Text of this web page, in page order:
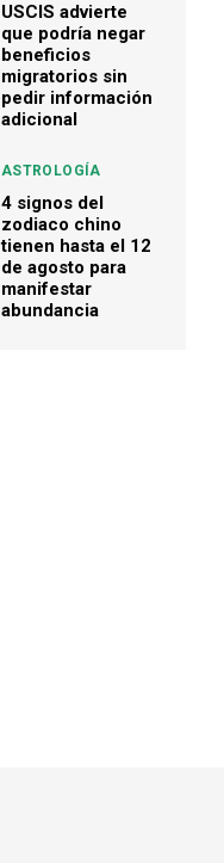
USCIS advierte
que podría negar
beneficios
migratorios sin
pedir información
adicional
ASTROLOGÍA
4 signos del
zodiaco chino
tienen hasta el 12
de agosto para
manifestar
abundancia